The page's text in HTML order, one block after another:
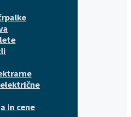
in cene